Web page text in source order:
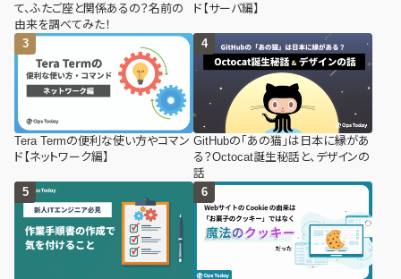
て、ふたご座と関係あるの？名前の
由来を調べてみた！
ド【サーバ編】
Tera Termの便利な使い方やコマン
ド【ネットワーク編】
GitHubの「あの猫」は日本に縁があ
る？Octocat誕生秘話と、デザインの
話